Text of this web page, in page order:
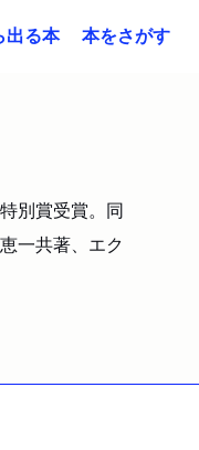
出る本 本をさがす
別賞受賞。同
一共著、エク